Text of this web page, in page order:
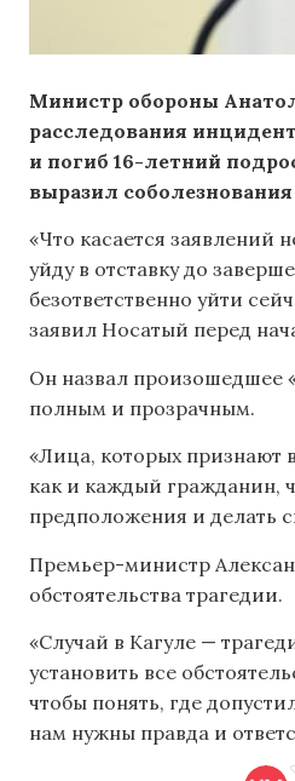
Министр обороны
расследования
и погиб 16-летний
выразил
«Что касается заявлений
уйду в отставку до
безответственно уйти
заявил Носатый перед
Он назвал произошедшее
полным и прозрачным.
«Лица, которых признают
как и каждый гражданин,
предположения и делать
Премьер-министр
обстоятельства трагедии.
«Случай в Кагуле —
установить все
чтобы понять, где
нам нужны правда и